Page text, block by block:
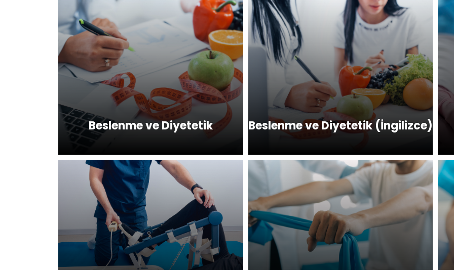
Beslenme ve Diyetetik Beslenme ve Diyetetik (İngilizce)